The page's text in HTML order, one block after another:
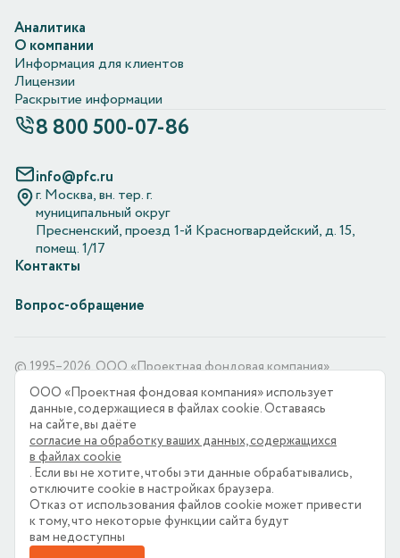
Аналитика
О компании
Информация для клиентов
Лицензии
Раскрытие информации
8 800 500-07-86
info@pfc.ru
г. Москва, вн. тер. г.
муниципальный округ
Пресненский, проезд 1-й Красногвардейский, д. 15,
помещ. 1/17
Контакты
Вопрос-обращение
© 1995–2026. ООО «Проектная фондовая компания»
ООО «Проектная фондовая компания» является оператором
по обработке персональных данных, информация
об обработке персональных данных и сведения о реализуемых
требованиях к защите персональных данных отражены в
Политике в отношении обработки персональных данных.
ООО «Проектная фондовая компания» использует
файлы «cookie» с целью персонализации сервисов
и повышения удобства пользования веб-сайтом.
Если вы не хотите, чтобы ваши пользовательские данные
обрабатывались, пожалуйста, ограничьте их использование
ООО «Проектная фондовая компания» использует
данные, содержащиеся в файлах cookie. Оставаясь
на сайте, вы даёте
согласие на обработку ваших данных, содержащихся
в файлах cookie
. Если вы не хотите, чтобы эти данные обрабатывались,
отключите cookie в настройках браузера.
Отказ от использования файлов cookie может привести
к тому, что некоторые функции cайта будут
вам недоступны